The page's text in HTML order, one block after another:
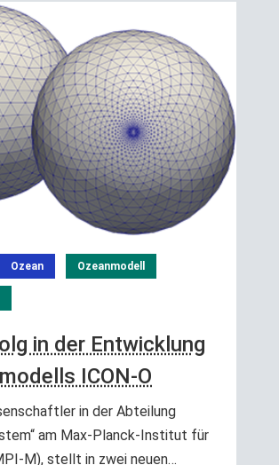
Ozean Ozeanmodell
in der Entwicklung
ICON-O
in der Abteilung
am Max-Planck-Institut für
M), stellt in zwei neuen…